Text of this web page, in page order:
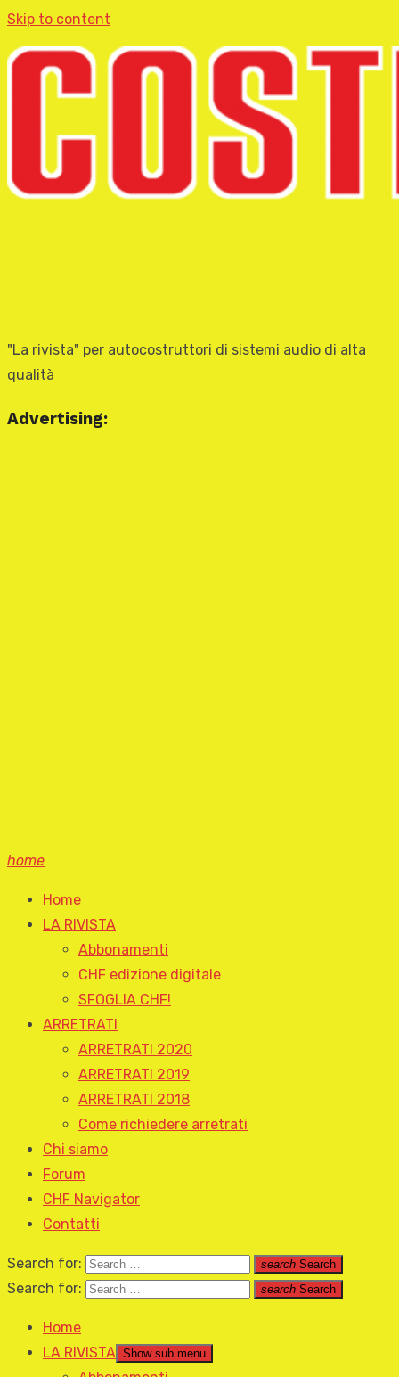
Skip to content
"La rivista" per autocostruttori di sistemi audio di alta
qualità
Advertising:
home
Home
LA RIVISTA
Abbonamenti
CHF edizione digitale
SFOGLIA CHF!
ARRETRATI
ARRETRATI 2020
ARRETRATI 2019
ARRETRATI 2018
Come richiedere arretrati
Chi siamo
Forum
CHF Navigator
Contatti
Search for: search Search
Search for: search Search
Home
LA RIVISTA Show sub menu